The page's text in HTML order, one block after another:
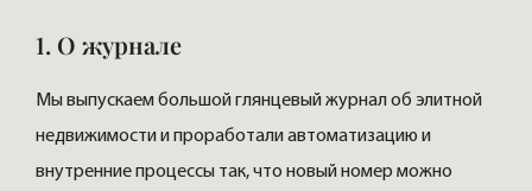
1. О журнале
Мы выпускаем большой глянцевый журнал об элитной
недвижимости и проработали автоматизацию и
внутренние процессы так, что новый номер можно